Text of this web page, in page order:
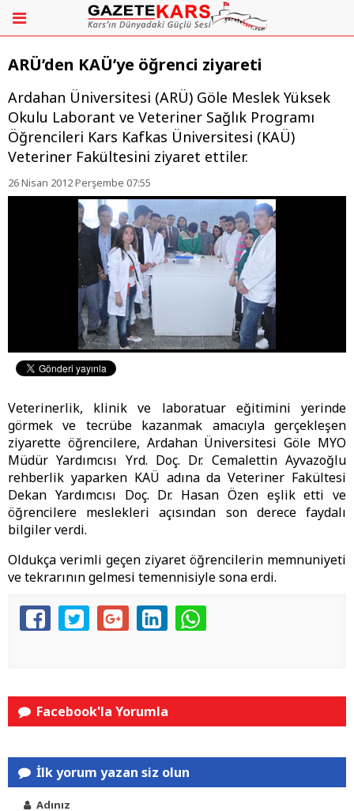
ARÜ’den KAÜ’ye öğrenci ziyareti
Ardahan Üniversitesi (ARÜ) Göle Meslek Yüksek
Okulu Laborant ve Veteriner Sağlık Programı
Öğrencileri Kars Kafkas Üniversitesi (KAÜ)
Veteriner Fakültesini ziyaret ettiler.
26 Nisan 2012 Perşembe 07:55
Veterinerlik, klinik ve laboratuar eğitimini yerinde
görmek ve tecrübe kazanmak amacıyla gerçekleşen
ziyarette öğrencilere, Ardahan Üniversitesi Göle MYO
Müdür Yardımcısı Yrd. Doç. Dr. Cemalettin Ayvazoğlu
rehberlik yaparken KAÜ adına da Veteriner Fakültesi
Dekan Yardımcısı Doç. Dr. Hasan Özen eşlik etti ve
öğrencilere meslekleri açısından son derece faydalı
bilgiler verdi.
Oldukça verimli geçen ziyaret öğrencilerin memnuniyeti
ve tekrarının gelmesi temennisiyle sona erdi.
Facebook'la Yorumla
İlk yorum yazan siz olun
Adınız